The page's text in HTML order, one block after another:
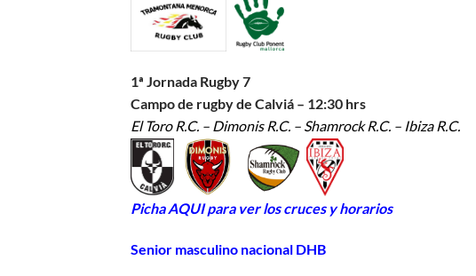
1ª Jornada Rugby 7
Campo de rugby de Calviá – 12:30 hrs
El Toro R.C. – Dimonis R.C. – Shamrock R.C. – Ibiza R.C.
Picha AQUI para ver los cruces y horarios
Senior masculino nacional DHB